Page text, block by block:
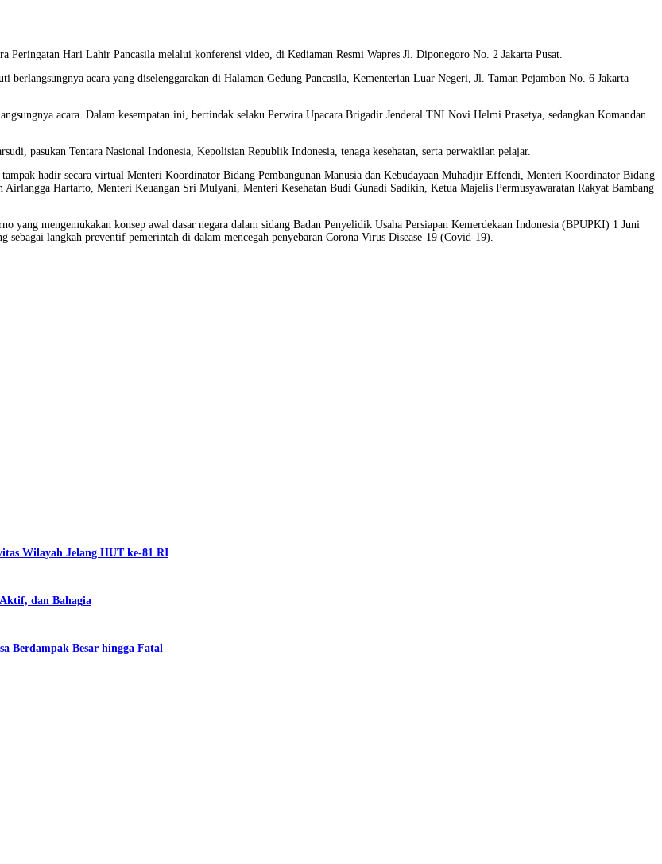
Hari Lahir Pancasila melalui konferensi video, di Kediaman Resmi Wapres Jl. Diponegoro No. 2 Jakarta Pusat.
acara yang diselenggarakan di Halaman Gedung Pancasila, Kementerian Luar Negeri, Jl. Taman Pejambon No. 6 Jakarta
acara. Dalam kesempatan ini, bertindak selaku Perwira Upacara Brigadir Jenderal TNI Novi Helmi Prasetya, sedangkan Komandan
pasukan Tentara Nasional Indonesia, Kepolisian Republik Indonesia, tenaga kesehatan, serta perwakilan pelajar.
hadir secara virtual Menteri Koordinator Bidang Pembangunan Manusia dan Kebudayaan Muhadjir Effendi, Menteri Koordinator Bidang
Hartarto, Menteri Keuangan Sri Mulyani, Menteri Kesehatan Budi Gunadi Sadikin, Ketua Majelis Permusyawaratan Rakyat Bambang
yang mengemukakan konsep awal dasar negara dalam sidang Badan Penyelidik Usaha Persiapan Kemerdekaan Indonesia (BPUPKI) 1 Juni
langkah preventif pemerintah di dalam mencegah penyebaran Corona Virus Disease-19 (Covid-19).
Wilayah Jelang HUT ke-81 RI
dan Bahagia
Berdampak Besar hingga Fatal